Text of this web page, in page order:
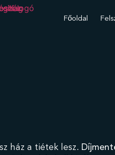
Főoldal
ház a tiétek lesz.